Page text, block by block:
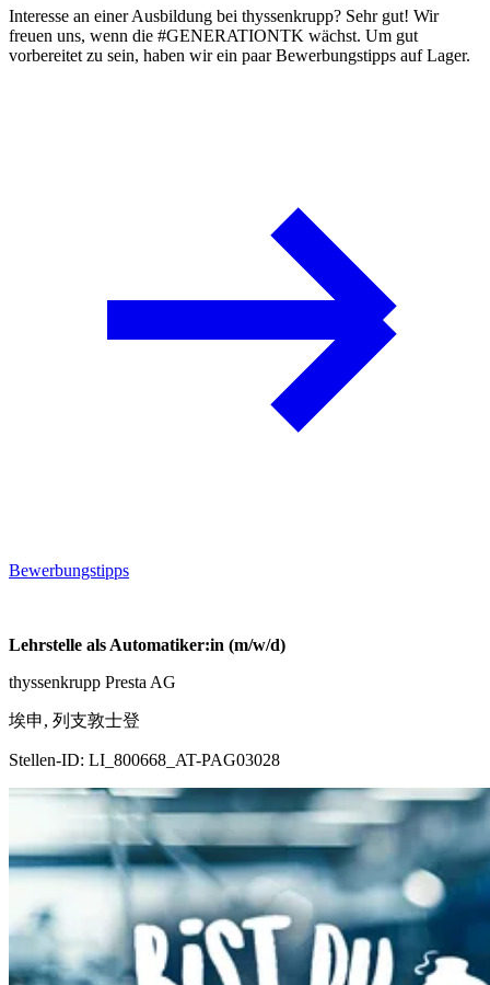
Interesse an einer Ausbildung bei thyssenkrupp? Sehr gut! Wir
freuen uns, wenn die #GENERATIONTK wächst. Um gut
vorbereitet zu sein, haben wir ein paar Bewerbungstipps auf Lager.
Bewerbungstipps
Lehrstelle als Automatiker:in (m/w/d)
thyssenkrupp Presta AG
埃申, 列支敦士登
Stellen-ID: LI_800668_AT-PAG03028